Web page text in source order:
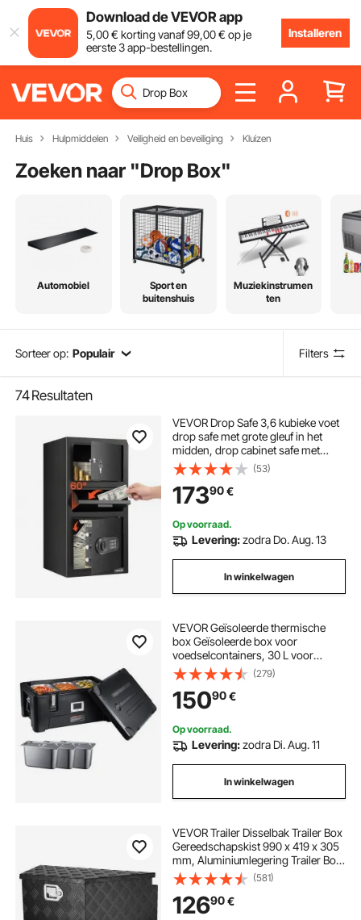
Download de VEVOR app
5,00€ korting vanaf99,00€ op je
eerste 3 app-bestellingen.
Installeren
Huis Hulpmiddelen Veiligheid en beveiliging Kluizen
Zoeken naar "Drop Box"
Automobiel
Sport en
buitenshuis
Muziekinstrumen
ten
Sorteer op: Populair Filters
74Resultaten
VEVOR Drop Safe 3,6 kubieke voet
drop safe met grote gleuf in het
midden, drop cabinet safe met
toetsenbord & 3 niveaus &
reservesleutels voor contant geld
bankontvangstdocument
(53)
17390€
Op voorraad.
Levering:zodra Do. Aug. 13
In winkelwagen
VEVOR Geïsoleerde thermische
box Geïsoleerde box voor
voedselcontainers, 30 L voor
catering, draagbare LLDPE-
voedselcontainerdrager, zwarte
frontlader voor voedsel voor
restaurant, kantine etc.
(279)
15090€
Op voorraad.
Levering:zodra Di. Aug. 11
In winkelwagen
VEVOR Trailer Disselbak Trailer Box
Gereedschapskist 990 x 419 x 305
mm, Aluminiumlegering Trailer Box
Opbergruimte met Slot & Sleutels,
Trailer Disselbak Gereedschapskist
voor RV etc.
(581)
12690€